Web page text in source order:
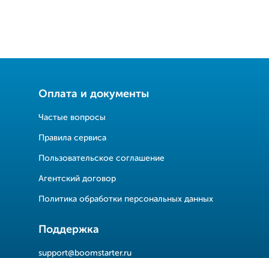
Оплата и документы
Частые вопросы
Правила сервиса
Пользовательское соглашение
Агентский договор
Политика обработки персональных данных
Поддержка
support@boomstarter.ru